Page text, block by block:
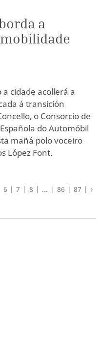
a
cidade acollerá a
á transición
o Consorcio de
do Automóbil
mañá polo voceiro
López Font.
6 7 8 ... 86 87 ›